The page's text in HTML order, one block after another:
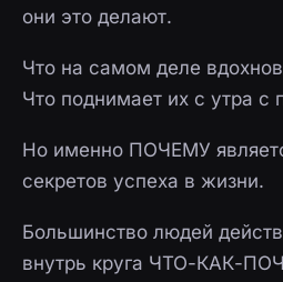
они это делают.
Что на самом деле
Что поднимает их с утра с
Но именно ПОЧЕМУ
секретов успеха в жизни.
Большинство людей
внутрь круга ЧТО-КАК-